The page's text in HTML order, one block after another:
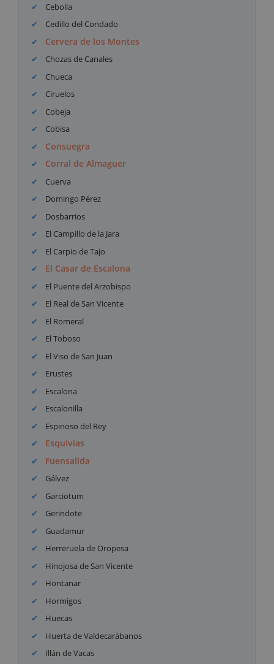
Cebolla
Cedillo del Condado
Cervera de los Montes
Chozas de Canales
Chueca
Ciruelos
Cobeja
Cobisa
Consuegra
Corral de Almaguer
Cuerva
Domingo Pérez
Dosbarrios
El Campillo de la Jara
El Carpio de Tajo
El Casar de Escalona
El Puente del Arzobispo
El Real de San Vicente
El Romeral
El Toboso
El Viso de San Juan
Erustes
Escalona
Escalonilla
Espinoso del Rey
Esquivias
Fuensalida
Gálvez
Garciotum
Gerindote
Guadamur
Herreruela de Oropesa
Hinojosa de San Vicente
Hontanar
Hormigos
Huecas
Huerta de Valdecarábanos
Illán de Vacas